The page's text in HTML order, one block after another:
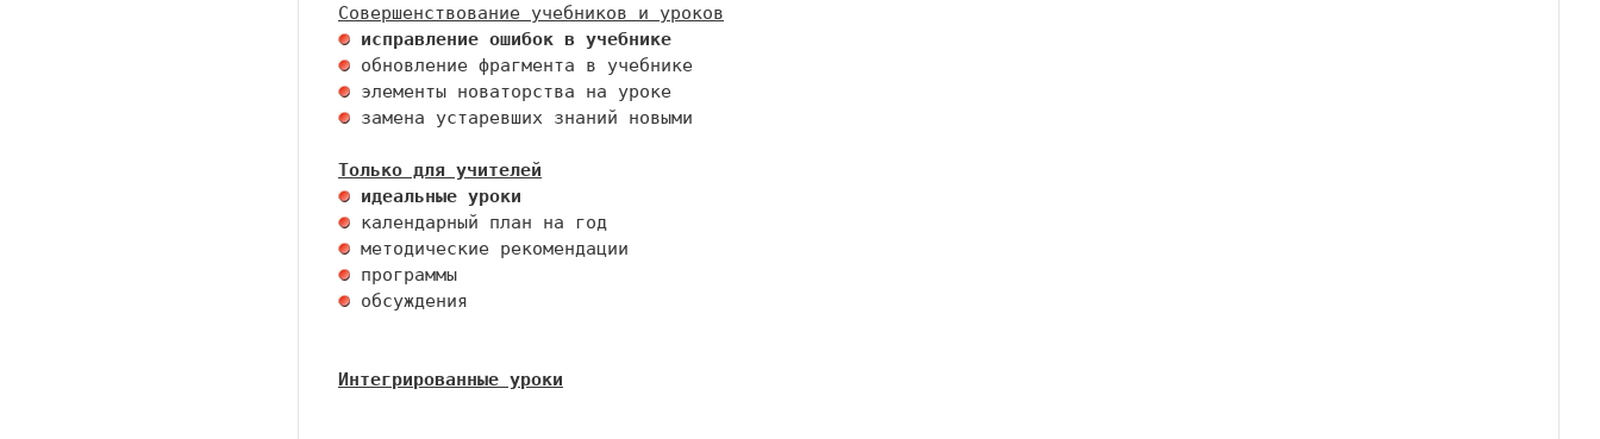
исправление ошибок в учебнике
замена устаревших знаний новыми
Только для учителей
идеальные уроки
обсуждения
Интегрированные уроки